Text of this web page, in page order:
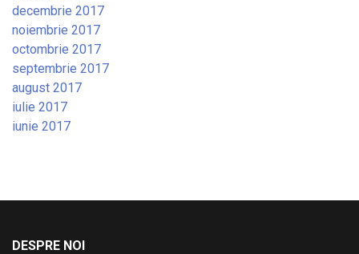
decembrie 2017
noiembrie 2017
octombrie 2017
septembrie 2017
august 2017
iulie 2017
iunie 2017
DESPRE NOI